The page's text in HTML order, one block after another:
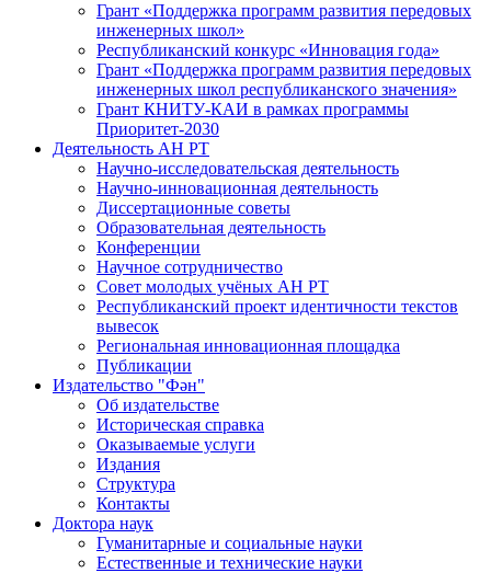
Грант «Поддержка программ развития передовых
инженерных школ»
Республиканский конкурс «Инновация года»
Грант «Поддержка программ развития передовых
инженерных школ республиканского значения»
Грант КНИТУ-КАИ в рамках программы
Приоритет-2030
Деятельность АН РТ
Научно-исследовательская деятельность
Научно-инновационная деятельность
Диссертационные советы
Образовательная деятельность
Конференции
Научное сотрудничество
Совет молодых учёных АН РТ
Республиканский проект идентичности текстов
вывесок
Региональная инновационная площадка
Публикации
Издательство "Фән"
Об издательстве
Историческая справка
Оказываемые услуги
Издания
Структура
Контакты
Доктора наук
Гуманитарные и социальные науки
Естественные и технические науки